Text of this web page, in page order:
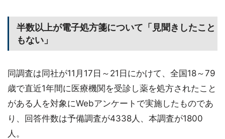
半数以上が電子処方箋について「見聞きしたこと
もない」
同調査は同社が11月17日～21日にかけて、全国18～79
歳で直近1年間に医療機関を受診し薬を処方されたこと
がある人を対象にWebアンケートで実施したものであ
り、回答件数は予備調査が4338人、本調査が1800
人。